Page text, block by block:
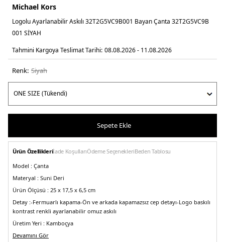
Michael Kors
Logolu Ayarlanabilir Askılı 32T2G5VC9B001 Bayan Çanta 32T2G5VC9B
001 SİYAH
Tahmini Kargoya Teslimat Tarihi: 08.08.2026 - 11.08.2026
Renk: si̇yah
Sepete Ekle
Ürün Özellikleriİade KoşullarıÖdeme SeçenekleriBeden Tablosu
Model : Çanta
Materyal : Suni Deri
Ürün Ölçüsü : 25 x 17,5 x 6,5 cm
Detay :-Fermuarlı kapama-Ön ve arkada kapamazsız cep detayı-Logo baskılı
kontrast renkli ayarlanabilir omuz askılı
Üretim Yeri : Kamboçya
5DE232T2G5VC9B001.07
Devamını Gör